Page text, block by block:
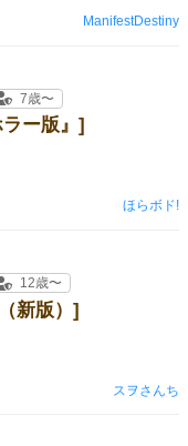
ManifestDestiny
ー版』]
7歳〜
ほらボド!
新版）]
12歳〜
スヲさんち